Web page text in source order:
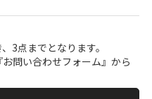
3点までとなります。
お問い合わせフォーム』から